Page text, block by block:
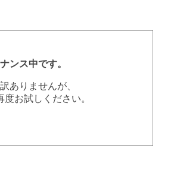
ンス中です。
ありませんが、
お試しください。